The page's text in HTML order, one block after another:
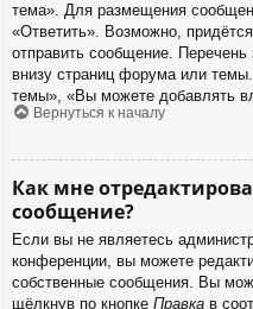
тема». Для размещения
«Ответить». Возможно,
отправить сообщение.
внизу страниц форума или
темы», «Вы можете добавлять
Вернуться к началу
Как мне
сообщение?
Если вы не являетесь
конференции, вы можете
собственные сообщения. Вы
щёлкнув по кнопке Правка в